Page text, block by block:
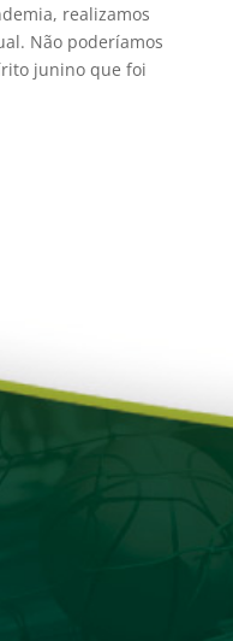
realizamos
Não poderíamos
junino que foi